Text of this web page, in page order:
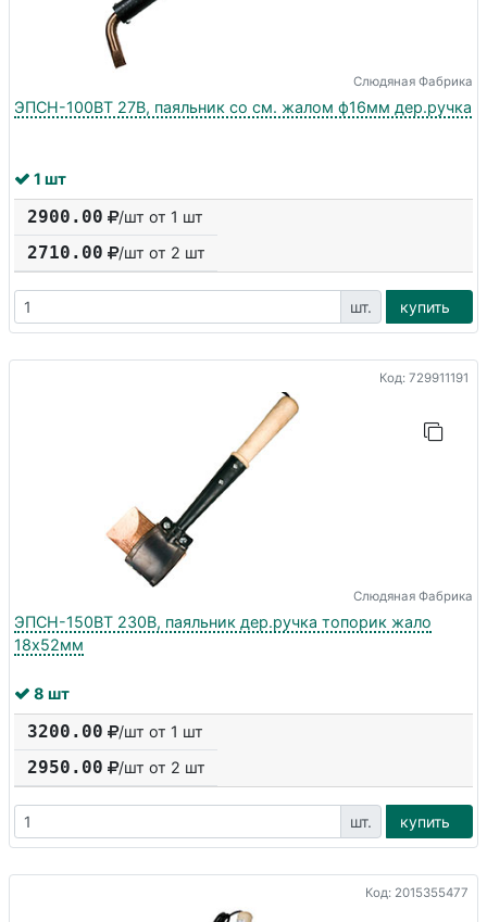
Слюдяная Фабрика
ЭПСН-100ВТ 27В, паяльник со см. жалом ф16мм дер.ручка
1 шт
2900.00 /шт от 1 шт
2710.00 /шт от 2 шт
шт. купить
Код: 729911191
Слюдяная Фабрика
ЭПСН-150ВТ 230В, паяльник дер.ручка топорик жало
18х52мм
8 шт
3200.00 /шт от 1 шт
2950.00 /шт от 2 шт
шт. купить
Код: 2015355477